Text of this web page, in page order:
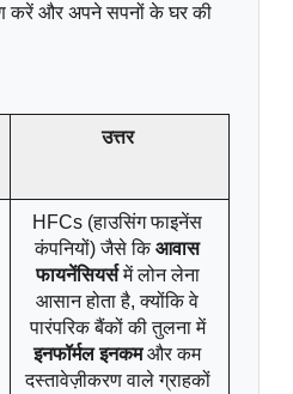
करें और अपने सपनों के घर की
उत्तर
HFCs (हाउसिंग फाइनेंस
कंपनियों) जैसे कि आवास
फायनेंसियर्स में लोन लेना
आसान होता है, क्योंकि वे
पारंपरिक बैंकों की तुलना में
इनफॉर्मल इनकम और कम
दस्तावेज़ीकरण वाले ग्राहकों